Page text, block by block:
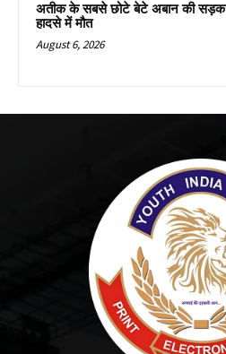
अतीक के सबसे छोटे बेटे अबान की सड़क
हादसे में मौत
August 6, 2026